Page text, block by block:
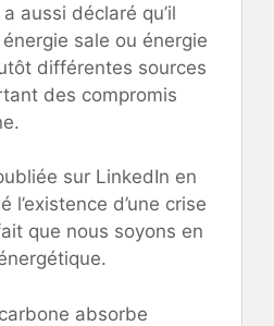
aussi déclaré qu’il
énergie sale ou énergie
différentes sources
des compromis
sur LinkedIn en
l’existence d’une crise
que nous soyons en
absorbe